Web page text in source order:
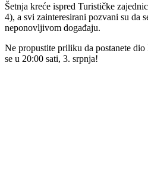
Šetnja kreće ispred Turističke
4), a svi zainteresirani pozvani su da
neponovljivom događaju.
Ne propustite priliku da postanete
se u 20:00 sati, 3. srpnja!